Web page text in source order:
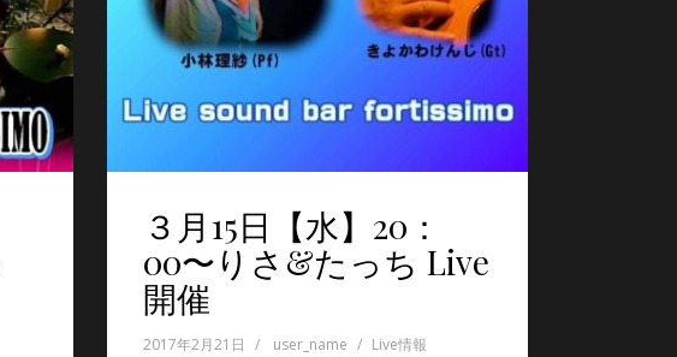
３月15日【水】20：
00〜りさ&たっち Live
開催
2017年2月21日 user_name Live情報